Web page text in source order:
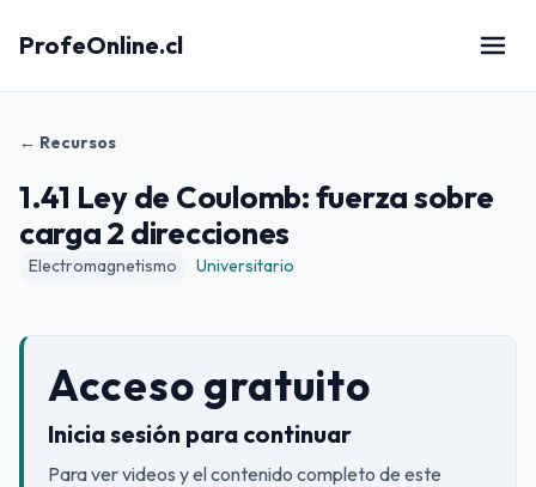
ProfeOnline.cl
← Recursos
1.41 Ley de Coulomb: fuerza sobre
carga 2 direcciones
Electromagnetismo Universitario
Acceso gratuito
Inicia sesión para continuar
Para ver videos y el contenido completo de este